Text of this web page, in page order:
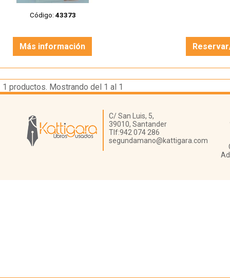
Código: 43373
Más información
1 productos. Mostrando del 1 al 1
Librería Kattigara
C/ San Luis, 5,
39010, Santander
Tlf:942 074 286
segundamano@kattigara.com